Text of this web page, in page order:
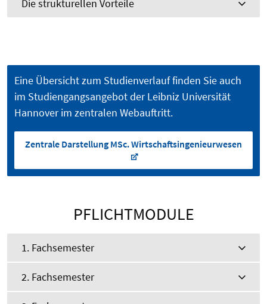
Die strukturellen Vorteile
Eine Übersicht zum Studienverlauf finden Sie auch
im Studiengangsangebot der Leibniz Universität
Hannover im zentralen Webauftritt.
Zentrale Darstellung MSc. Wirtschaftsingenieurwesen
PFLICHTMODULE
1. Fachsemester
2. Fachsemester